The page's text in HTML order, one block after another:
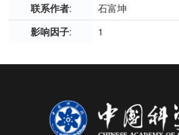
联系作者:
石富坤
影响因子: 1